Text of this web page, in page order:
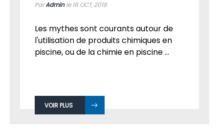
ParAdminle 16 OCT, 2018
Les mythes sont courants autour de
l'utilisation de produits chimiques en
piscine, ou de la chimie en piscine ...
VOIR PLUS